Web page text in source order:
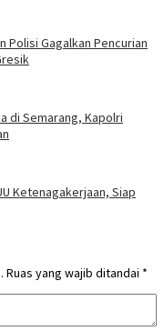
Polisi Gagalkan Pencurian
di Semarang, Kapolri
Ketenagakerjaan, Siap
Ruas yang wajib ditandai *